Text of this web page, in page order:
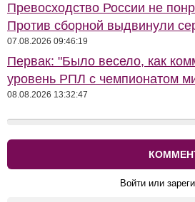
Превосходство России не
Против сборной выдвинули
07.08.2026 09:46:19
Первак: "Было весело, как
уровень РПЛ с чемпионатом
08.08.2026 13:32:47
Войти или